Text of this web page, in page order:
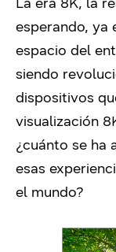
esperando, ya
espacio del
siendo
dispositivos
visualización
¿cuánto se ha
esas
el mundo?